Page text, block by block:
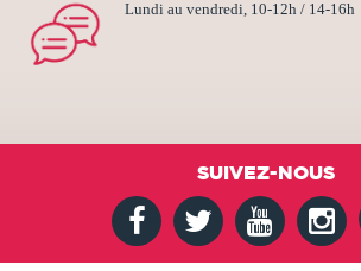
Lundi au vendredi, 10-12h / 14-16h
SUIVEZ-NOUS